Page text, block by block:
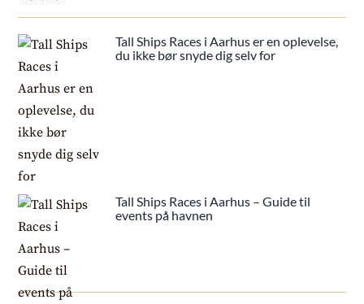
Tall Ships Races i Aarhus er en oplevelse,
du ikke bør snyde dig selv for
Tall Ships Races i Aarhus – Guide til
events på havnen